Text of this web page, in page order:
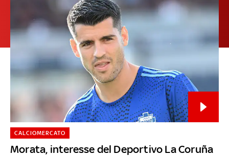
Morata, interesse del Deportivo La Coruña
CALCIOMERCATO